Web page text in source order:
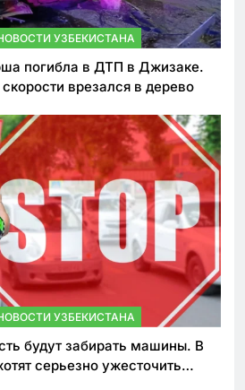
УЗБЕКИСТАНА
погибла в ДТП в Джизаке.
врезался в дерево
УЗБЕКИСТАНА
будут забирать машины. В
серьезно ужесточить